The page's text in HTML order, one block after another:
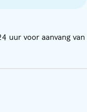
uur voor aanvang van